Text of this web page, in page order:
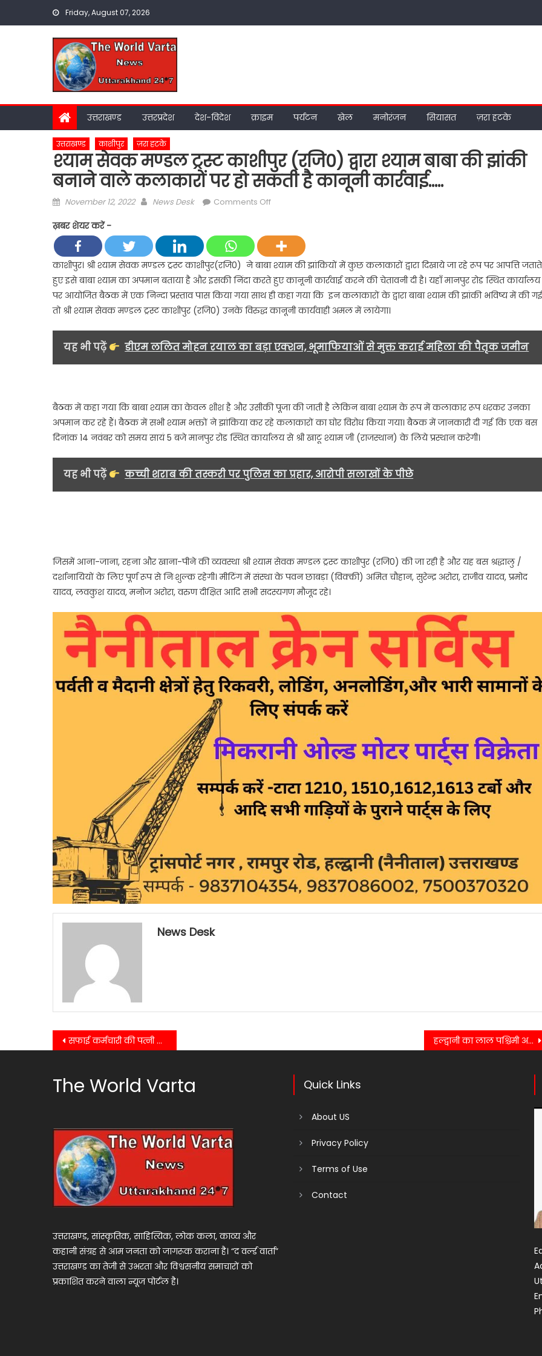
Friday, August 07, 2026
उत्तराखण्ड उत्तरप्रदेश देश-विदेश क्राइम पर्यटन खेल मनोरंजन सियासत ज़रा हटके
उत्तराखण्ड काशीपुर ज़रा हटके
श्याम सेवक मण्डल ट्रस्ट काशीपुर (रजि0) द्वारा श्याम बाबा की झांकी
बनाने वाले कलाकारों पर हो सकती है कानूनी कार्रवाई…..
Posted
November 12, 2022 Author
News Desk Comments Offon
मण्डल
ट्रस्ट
काशीपुर
(रजि0)
द्वारा
श्याम
की
झांकी
बनाने
पर
हो
सकती
कार्रवाई…..
ख़बर शेयर करें -
काशीपुर। श्री श्याम सेवक मण्डल ट्रस्ट काशीपुर(रजि0) ने बाबा श्याम की झांकियों में कुछ कलाकारों द्वारा दिखाये जा रहे रूप पर आपत्ति जताते
हुए इसे बाबा श्याम का अपमान बताया है और इसकी निंदा करते हुए कानूनी कार्रवाई करने की चेतावनी दी है। यहाँ मानपुर रोड स्थित कार्यालय
पर आयोजित बैठक में एक निन्दा प्रस्ताव पास किया गया साथ ही कहा गया कि इन कलाकारों के द्वारा बाबा श्याम की झांकी भविष्य में की गई
तो श्री श्याम सेवक मण्डल ट्रस्ट काशीपुर (रजि0) उनके विरुद्ध कानूनी कार्यवाही अमल में लायेगा।
यह भी पढ़ें डीएम ललित मोहन रयाल का बड़ा एक्शन, भूमाफियाओं से मुक्त कराई महिला की पैतृक जमीन
बैठक में कहा गया कि बाबा श्याम का केवल शीश है और उसीकी पूजा की जाती है लेकिन बाबा श्याम के रूप में कलाकार रूप धरकर उनका
अपमान कर रहे हैं। बैठक में सभी श्याम भक्तों ने झांकिया कर रहे कलाकारों का घोर विरोध किया गया। बैठक में जानकारी दी गई कि एक बस
दिनांक 14 नवंबर को समय सायं 5 बजे मानपुर रोड स्थित कार्यालय से श्री खाटू श्याम जी (राजस्थान) के लिये प्रस्थान करेगी।
यह भी पढ़ें कच्ची शराब की तस्करी पर पुलिस का प्रहार, आरोपी सलाखों के पीछे
जिसमें आना-जाना, रहना और खाना-पीने की व्यवस्था श्री श्याम सेवक मण्डल ट्रस्ट काशीपुर (रजि0) की जा रही है और यह बस श्रद्धालु /
दर्शानायियों के लिए पूर्ण रूप से निःशुल्क रहेगी। मीटिंग में संस्था के पवन छाबड़ा (विक्की) अमित चौहान, सुरेन्द्र अरोरा, राजीव यादव, प्रमोद
यादव, लवकुश यादव, मनोज अरोरा, वरुण दीक्षित आदि सभी सदस्यगण मौजूद रहे।
News Desk
Post
सफाई कर्मचारी की पत्नी ने सुपरवाइजर पर लगाया अश्लील बातें करने का आरोप नगर पंचायत गूलरभोज में सफाई कर्मी बैठे धरने पर… हल्द्वानी का लाल पश्चिमी अफ्रीका के गिनी में फसा, सरकार से तत्काल मदद की गुहार
The World Varta
उत्तराखण्ड, सांस्कृतिक, साहित्यिक, लोक कला, काव्य और
कहानी संग्रह से आम जनता को जागरूक कराना है। “द वर्ल्ड वार्ता”
उत्तराखण्ड का तेजी से उभरता और विश्वसनीय समाचारों को
प्रकाशित करने वाला न्यूज पोर्टल है।
Quick Links
About US
Privacy Policy
Terms of Use
Contact